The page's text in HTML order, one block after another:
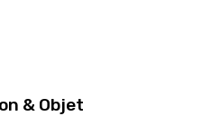
& Objet